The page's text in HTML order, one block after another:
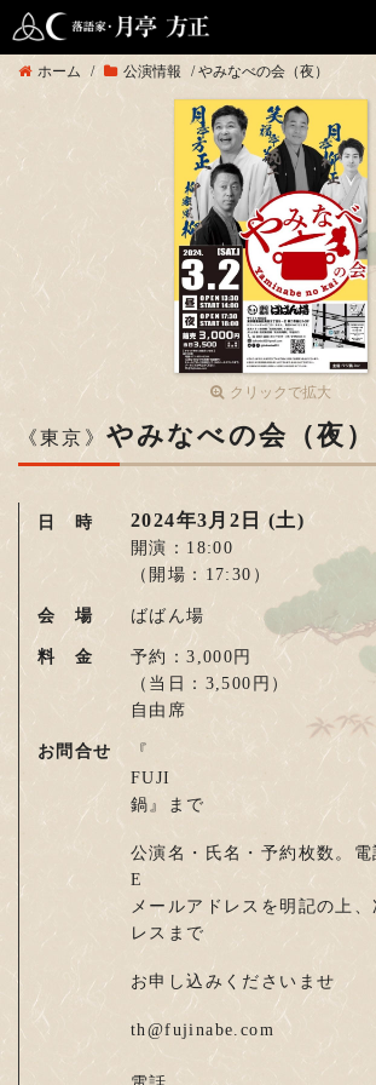
ホーム / 公演情報 /やみなべの会（夜）
クリックで拡大
《東京》 やみなべの会（夜）
日 時 2024年3月2日 (土)
開演：18:00
（開場：17:30）
会 場 ばばん場
料 金
予約：3,000円
（当日：3,500円）
自由席
お問合せ
『
FUJI
鍋』まで
公演名・氏名・予約枚数。電
E
メールアドレスを明記の上
レスまで
お申し込みくださいませ
th@fujinabe.com